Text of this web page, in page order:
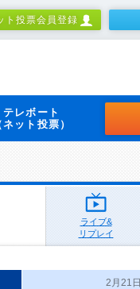
ト投票会員登録
テレボート
ネット投票）
ライブ&
リプレイ
2月21日